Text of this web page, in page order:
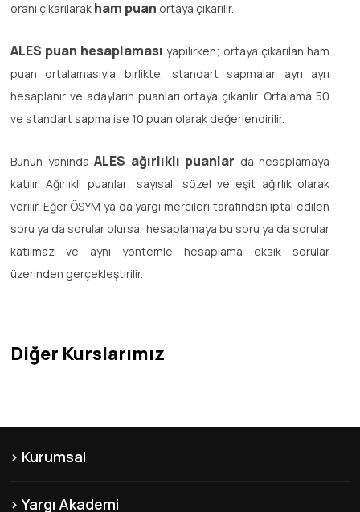
oranı çıkarılarak ham puan ortaya çıkarılır.
ALES puan hesaplaması yapılırken; ortaya çıkarılan ham
puan ortalamasıyla birlikte, standart sapmalar ayrı ayrı
hesaplanır ve adayların puanları ortaya çıkarılır. Ortalama 50
ve standart sapma ise 10 puan olarak değerlendirilir.
Bunun yanında ALES ağırlıklı puanlar da hesaplamaya
katılır. Ağırlıklı puanlar; sayısal, sözel ve eşit ağırlık olarak
verilir. Eğer ÖSYM ya da yargı mercileri tarafından iptal edilen
soru ya da sorular olursa, hesaplamaya bu soru ya da sorular
katılmaz ve aynı yöntemle hesaplama eksik sorular
üzerinden gerçekleştirilir.
Diğer Kurslarımız
Kurumsal
Yargı Akademi